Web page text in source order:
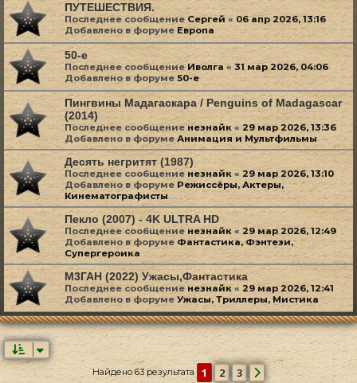
ПУТЕШЕСТВИЯ.
Последнее сообщениеСергей« 06 апр 2026, 13:16
Добавлено в форуме Европа
50-е
Последнее сообщениеИволга« 31 мар 2026, 04:06
Добавлено в форуме 50-е
Пингвины Мадагаскара / Penguins of Madagascar
(2014)
Последнее сообщениенезнайк «29 мар 2026, 13:36
Добавлено в форумеАнимация и Мультфильмы
Десять негритят (1987)
Последнее сообщениенезнайк «29 мар 2026, 13:10
Добавлено в форуме Режиссёры, Актеры,
Кинематографисты
Пекло (2007) - 4K ULTRA HD
Последнее сообщениенезнайк «29 мар 2026, 12:49
Добавлено в форуме Фантастика, Фэнтези,
Супергероика
М3ГАН (2022) Ужасы,Фантастика
Последнее сообщениенезнайк «29 мар 2026, 12:41
Добавлено в форуме Ужасы, Триллеры, Мистика
Найдено 63 результата 1 2 3 След.